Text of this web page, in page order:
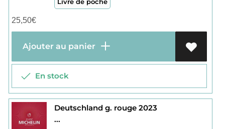
25,50€
Ajouter au panier
En stock
Deutschland g. rouge 2023
...